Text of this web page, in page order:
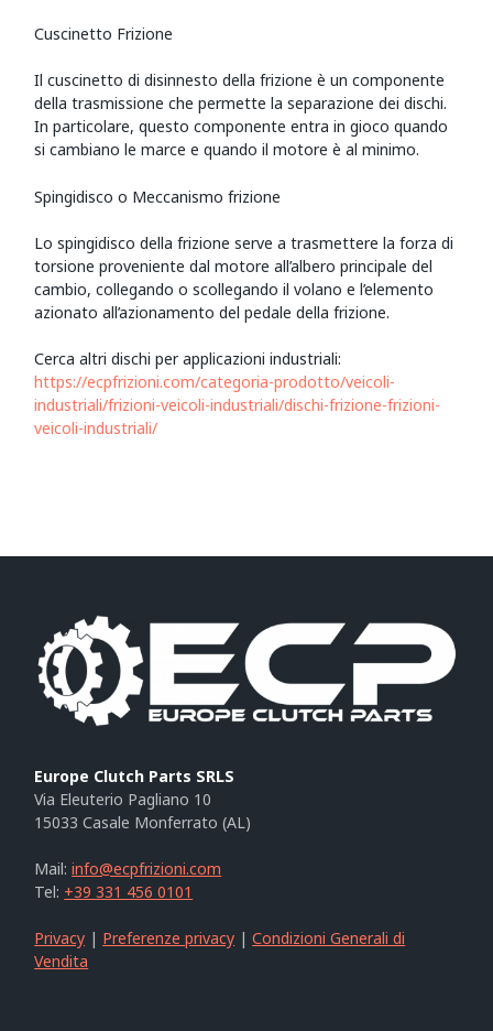
Cuscinetto Frizione
Il cuscinetto di disinnesto della frizione è un componente
della trasmissione che permette la separazione dei dischi.
In particolare, questo componente entra in gioco quando
si cambiano le marce e quando il motore è al minimo.
Spingidisco o Meccanismo frizione
Lo spingidisco della frizione serve a trasmettere la forza di
torsione proveniente dal motore all’albero principale del
cambio, collegando o scollegando il volano e l’elemento
azionato all’azionamento del pedale della frizione.
Cerca altri dischi per applicazioni industriali:
https://ecpfrizioni.com/categoria-prodotto/veicoli-
industriali/frizioni-veicoli-industriali/dischi-frizione-frizioni-
veicoli-industriali/
Europe Clutch Parts SRLS
Via Eleuterio Pagliano 10
15033 Casale Monferrato (AL)
Mail:info@ecpfrizioni.com
Tel: +39 331 456 0101
Privacy | Preferenze privacy |Condizioni Generali di
Vendita